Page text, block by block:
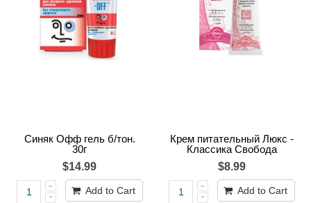
Синяк Офф гель б/тон.
30г
$14.99
Add to Cart
Крем питательный Люкс -
Классика Свобода
$8.99
Add to Cart